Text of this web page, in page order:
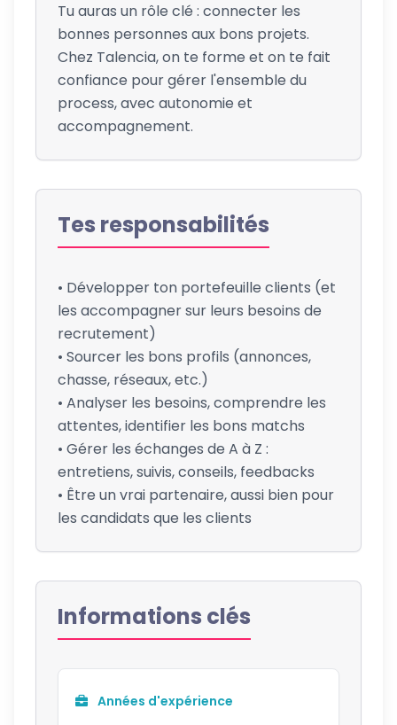
Tu auras un rôle clé : connecter les
bonnes personnes aux bons projets.
Chez Talencia, on te forme et on te fait
confiance pour gérer l'ensemble du
process, avec autonomie et
accompagnement.
Tes responsabilités
• Développer ton portefeuille clients (et
les accompagner sur leurs besoins de
recrutement)
• Sourcer les bons profils (annonces,
chasse, réseaux, etc.)
• Analyser les besoins, comprendre les
attentes, identifier les bons matchs
• Gérer les échanges de A à Z :
entretiens, suivis, conseils, feedbacks
• Être un vrai partenaire, aussi bien pour
les candidats que les clients
Informations clés
Années d'expérience